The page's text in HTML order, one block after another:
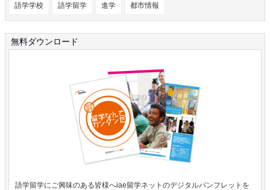
語学学校 語学留学 進学 都市情報
無料ダウンロード
語学留学にご興味のある皆様へiae留学ネットのデジタルパンフレットを